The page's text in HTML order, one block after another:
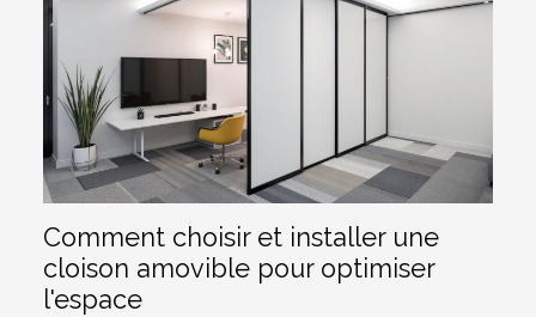
Comment choisir et installer une
cloison amovible pour optimiser
l'espace